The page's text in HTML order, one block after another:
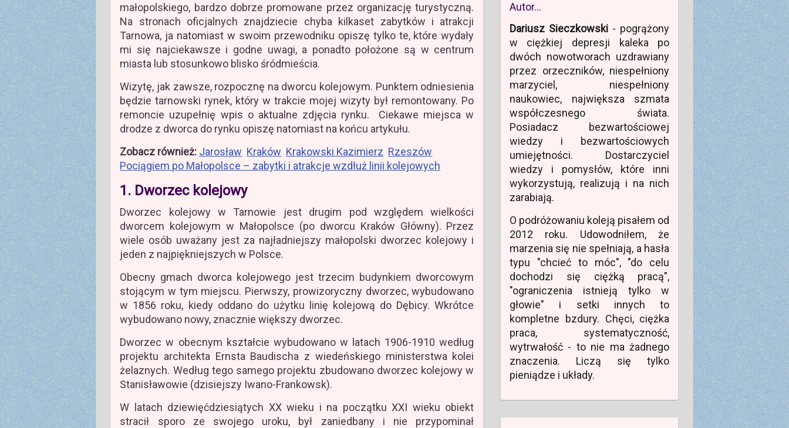
małopolskiego, bardzo dobrze promowane przez organizację turystyczną.
Na stronach oficjalnych znajdziecie chyba kilkaset zabytków i atrakcji
Tarnowa, ja natomiast w swoim przewodniku opiszę tylko te, które wydały
mi się najciekawsze i godne uwagi, a ponadto położone są w centrum
miasta lub stosunkowo blisko śródmieścia.
Wizytę, jak zawsze, rozpocznę na dworcu kolejowym. Punktem odniesienia
będzie tarnowski rynek, który w trakcie mojej wizyty był remontowany. Po
remoncie uzupełnię wpis o aktualne zdjęcia rynku. Ciekawe miejsca w
drodze z dworca do rynku opiszę natomiast na końcu artykułu.
Zobacz również: Jarosław Kraków Krakowski Kazimierz Rzeszów
Pociągiem po Małopolsce – zabytki i atrakcje wzdłuż linii kolejowych
1. Dworzec kolejowy
Dworzec kolejowy w Tarnowie jest drugim pod względem wielkości
dworcem kolejowym w Małopolsce (po dworcu Kraków Główny). Przez
wiele osób uważany jest za najładniejszy małopolski dworzec kolejowy i
jeden z najpiękniejszych w Polsce.
Obecny gmach dworca kolejowego jest trzecim budynkiem dworcowym
stojącym w tym miejscu. Pierwszy, prowizoryczny dworzec, wybudowano
w 1856 roku, kiedy oddano do użytku linię kolejową do Dębicy. Wkrótce
wybudowano nowy, znacznie większy dworzec.
Dworzec w obecnym kształcie wybudowano w latach 1906-1910 według
projektu architekta Ernsta Baudischa z wiedeńskiego ministerstwa kolei
żelaznych. Według tego samego projektu zbudowano dworzec kolejowy w
Stanisławowie (dzisiejszy Iwano-Frankowsk).
W latach dziewięćdziesiątych XX wieku i na początku XXI wieku obiekt
stracił sporo ze swojego uroku, był zaniedbany i nie przypominał
Autor…
Dariusz Sieczkowski - pogrążony
w ciężkiej depresji kaleka po
dwóch nowotworach uzdrawiany
przez orzeczników, niespełniony
marzyciel, niespełniony
naukowiec, największa szmata
współczesnego świata.
Posiadacz bezwartościowej
wiedzy i bezwartościowych
umiejętności. Dostarczyciel
wiedzy i pomysłów, które inni
wykorzystują, realizują i na nich
zarabiają.
O podróżowaniu koleją pisałem od
2012 roku. Udowodniłem, że
marzenia się nie spełniają, a hasła
typu "chcieć to móc", "do celu
dochodzi się ciężką pracą",
"ograniczenia istnieją tylko w
głowie" i setki innych to
kompletne bzdury. Chęci, ciężka
praca, systematyczność,
wytrwałość - to nie ma żadnego
znaczenia. Liczą się tylko
pieniądze i układy.